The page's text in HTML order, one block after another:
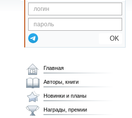
OK
Главная
Авторы, книги
Новинки и планы
Награды, премии